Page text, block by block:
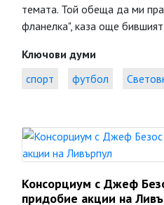
темата. Той обеща да ми
фланелка", каза още
Ключови думи
спорт
футбол
Консорциум с Джеф
придобие акции на